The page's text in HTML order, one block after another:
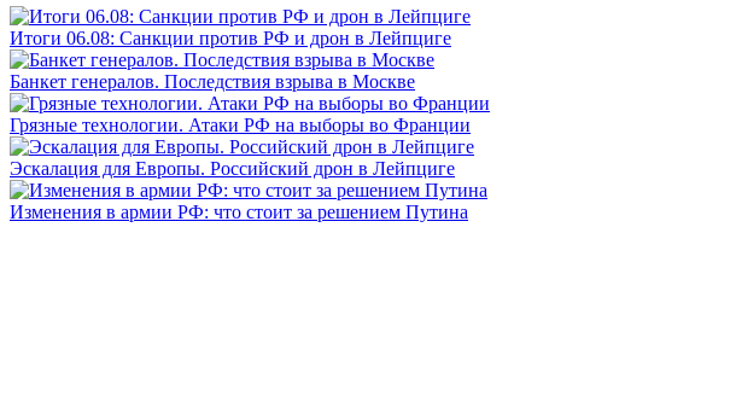
Итоги 06.08: Санкции против РФ и дрон в Лейпциге
Банкет генералов. Последствия взрыва в Москве
Грязные технологии. Атаки РФ на выборы во Франции
Эскалация для Европы. Российский дрон в Лейпциге
Изменения в армии РФ: что стоит за решением Путина